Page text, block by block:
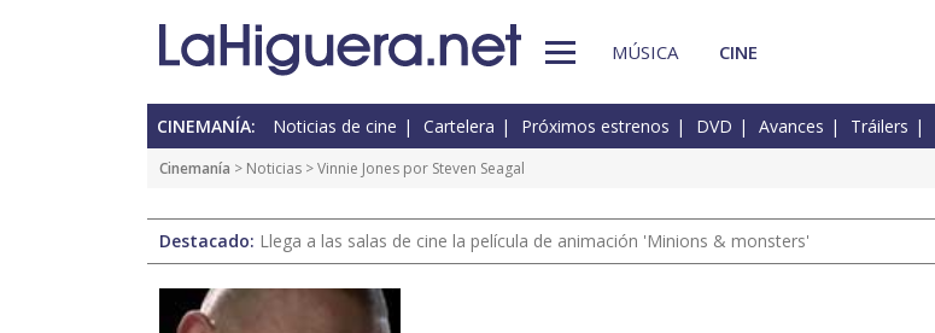
MÚSICA CINE
CINEMANÍA: Noticias de cine Cartelera Próximos estrenos DVD Avances Tráilers
Cinemanía > Noticias > Vinnie Jones por Steven Seagal
Destacado: Llega a las salas de cine la película de animación 'Minions & monsters'